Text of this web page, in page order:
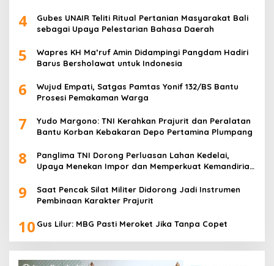
4
Gubes UNAIR Teliti Ritual Pertanian Masyarakat Bali
sebagai Upaya Pelestarian Bahasa Daerah
5
Wapres KH Ma’ruf Amin Didampingi Pangdam Hadiri
Barus Bersholawat untuk Indonesia
6
Wujud Empati, Satgas Pamtas Yonif 132/BS Bantu
Prosesi Pemakaman Warga
7
Yudo Margono: TNI Kerahkan Prajurit dan Peralatan
Bantu Korban Kebakaran Depo Pertamina Plumpang
8
Panglima TNI Dorong Perluasan Lahan Kedelai,
Upaya Menekan Impor dan Memperkuat Kemandirian
9
Saat Pencak Silat Militer Didorong Jadi Instrumen
Pembinaan Karakter Prajurit
10 Gus Lilur: MBG Pasti Meroket Jika Tanpa Copet